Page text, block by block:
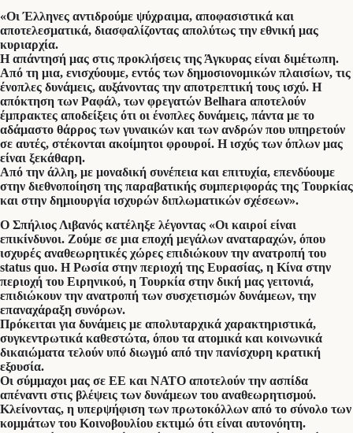
«Οι Έλληνες αντιδρούμε ψύχραιμα, αποφασιστικά και
αποτελεσματικά, διασφαλίζοντας απολύτως την εθνική μας
κυριαρχία.
Η απάντησή μας στις προκλήσεις της Άγκυρας είναι διμέτωπη.
Από τη μια, ενισχύουμε, εντός των δημοσιονομικών πλαισίων, τις
ένοπλες δυνάμεις, αυξάνοντας την αποτρεπτική τους ισχύ. Η
απόκτηση των Ραφάλ, των φρεγατών Belhara αποτελούν
έμπρακτες αποδείξεις ότι οι ένοπλες δυνάμεις, πάντα με το
αδάμαστο θάρρος των γυναικών και των ανδρών που υπηρετούν
σε αυτές, στέκονται ακοίμητοι φρουροί. Η ισχύς των όπλων μας
είναι ξεκάθαρη.
Από την άλλη, με μοναδική συνέπεια και επιτυχία, επενδύουμε
στην διεθνοποίηση της παραβατικής συμπεριφοράς της Τουρκίας
και στην δημιουργία ισχυρών διπλωματικών σχέσεων».
Ο Σπήλιος Λιβανός κατέληξε λέγοντας «Οι καιροί είναι
επικίνδυνοι. Ζούμε σε μια εποχή μεγάλων αναταραχών, όπου
ισχυρές αναθεωρητικές χώρες επιδιώκουν την ανατροπή του
status quo. Η Ρωσία στην περιοχή της Ευρασίας, η Κίνα στην
περιοχή του Ειρηνικού, η Τουρκία στην δική μας γειτονιά,
επιδιώκουν την ανατροπή των συσχετισμών δυνάμεων, την
επαναχάραξη συνόρων.
Πρόκειται για δυνάμεις με απολυταρχικά χαρακτηριστικά,
συγκεντρωτικά καθεστώτα, όπου τα ατομικά και κοινωνικά
δικαιώματα τελούν υπό διωγμό από την πανίσχυρη κρατική
εξουσία.
Οι σύμμαχοι μας σε ΕΕ και ΝΑΤΟ αποτελούν την ασπίδα
απέναντι στις βλέψεις των δυνάμεων του αναθεωρητισμού.
Κλείνοντας, η υπερψήφιση των πρωτοκόλλων από το σύνολο των
κομμάτων του Κοινοβουλίου εκτιμώ ότι είναι αυτονόητη.